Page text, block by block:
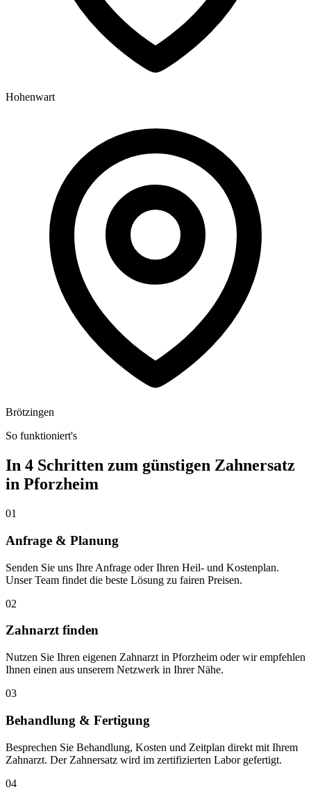
Hohenwart
Brötzingen
So funktioniert's
In 4 Schritten zum günstigen Zahnersatz
in Pforzheim
01
Anfrage & Planung
Senden Sie uns Ihre Anfrage oder Ihren Heil- und Kostenplan.
Unser Team findet die beste Lösung zu fairen Preisen.
02
Zahnarzt finden
Nutzen Sie Ihren eigenen Zahnarzt in Pforzheim oder wir empfehlen
Ihnen einen aus unserem Netzwerk in Ihrer Nähe.
03
Behandlung & Fertigung
Besprechen Sie Behandlung, Kosten und Zeitplan direkt mit Ihrem
Zahnarzt. Der Zahnersatz wird im zertifizierten Labor gefertigt.
04